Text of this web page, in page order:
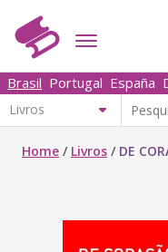
Brasil Portugal España
Home / Livros / DE